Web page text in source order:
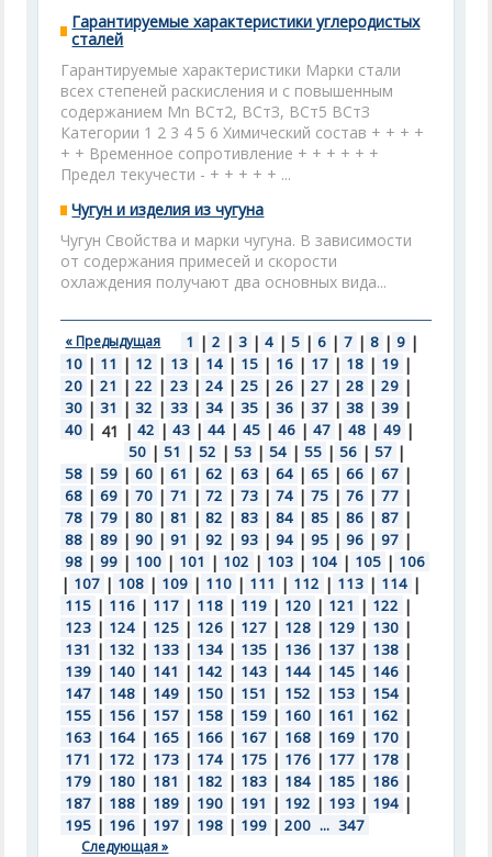
Гарантируемые характеристики углеродистых
сталей
Гарантируемые характеристики Марки стали
всех степеней раскисления и с повышенным
содержанием Mn ВСт2, ВСтЗ, ВСт5 ВСтЗ
Категории 1 2 3 4 5 6 Химический состав + + + +
+ + Временное сопротивление + + + + + +
Предел текучести - + + + + + ...
Чугун и изделия из чугуна
Чугун Свойства и марки чугуна. В зависимости
от содержания примесей и скорости
охлаждения получают два основных вида...
« Предыдущая 1 | 2 | 3 | 4 | 5 | 6 | 7 | 8 | 9 |
10 | 11 | 12 | 13 | 14 | 15 | 16 | 17 | 18 | 19 |
20 | 21 | 22 | 23 | 24 | 25 | 26 | 27 | 28 | 29 |
30 | 31 | 32 | 33 | 34 | 35 | 36 | 37 | 38 | 39 |
40 | 41 | 42 | 43 | 44 | 45 | 46 | 47 | 48 | 49 |
50 | 51 | 52 | 53 | 54 | 55 | 56 | 57 |
58 | 59 | 60 | 61 | 62 | 63 | 64 | 65 | 66 | 67 |
68 | 69 | 70 | 71 | 72 | 73 | 74 | 75 | 76 | 77 |
78 | 79 | 80 | 81 | 82 | 83 | 84 | 85 | 86 | 87 |
88 | 89 | 90 | 91 | 92 | 93 | 94 | 95 | 96 | 97 |
98 | 99 | 100 | 101 | 102 | 103 | 104 | 105 | 106
| 107 | 108 | 109 | 110 | 111 | 112 | 113 | 114 |
115 | 116 | 117 | 118 | 119 | 120 | 121 | 122 |
123 | 124 | 125 | 126 | 127 | 128 | 129 | 130 |
131 | 132 | 133 | 134 | 135 | 136 | 137 | 138 |
139 | 140 | 141 | 142 | 143 | 144 | 145 | 146 |
147 | 148 | 149 | 150 | 151 | 152 | 153 | 154 |
155 | 156 | 157 | 158 | 159 | 160 | 161 | 162 |
163 | 164 | 165 | 166 | 167 | 168 | 169 | 170 |
171 | 172 | 173 | 174 | 175 | 176 | 177 | 178 |
179 | 180 | 181 | 182 | 183 | 184 | 185 | 186 |
187 | 188 | 189 | 190 | 191 | 192 | 193 | 194 |
195 | 196 | 197 | 198 | 199 | 200 ... 347
Следующая »